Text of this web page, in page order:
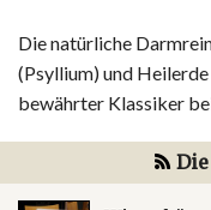
Die natürliche
(Psyllium) und
bewährter Klassiker